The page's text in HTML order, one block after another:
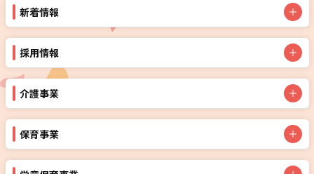
新着情報
採用情報
介護事業
保育事業